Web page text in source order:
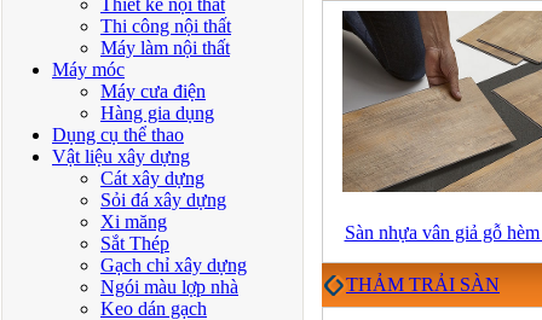
Thiết kế nội thất
Thi công nội thất
Máy làm nội thất
Máy móc
Máy cưa điện
Hàng gia dụng
Dụng cụ thể thao
Vật liệu xây dựng
Cát xây dựng
Sỏi đá xây dựng
Xi măng
Sắt Thép
Gạch chỉ xây dựng
Ngói màu lợp nhà
Keo dán gạch
Sàn nhựa vân giả gỗ
THẢM TRẢI SÀN